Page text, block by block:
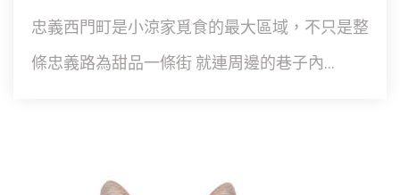
忠義西門町是小涼家覓食的最大區域，不只是整
條忠義路為甜品一條街 就連周邊的巷子內...